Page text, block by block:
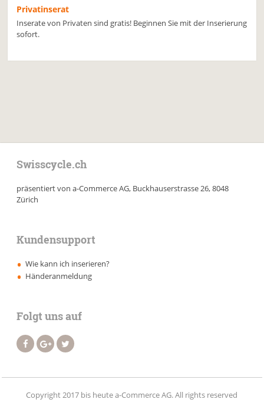
Privatinserat
Inserate von Privaten sind gratis! Beginnen Sie mit der Inserierung
sofort.
Swisscycle.ch
präsentiert von a-Commerce AG, Buckhauserstrasse 26, 8048
Zürich
Kundensupport
Wie kann ich inserieren?
Händeranmeldung
Folgt uns auf
Copyright 2017 bis heute a-Commerce AG. All rights reserved